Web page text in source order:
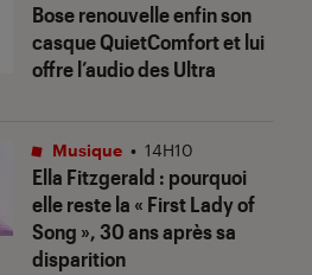
Bose renouvelle enfin son
casque QuietComfort et lui
offre l’audio des Ultra
Ella Fitzgerald : pourquoi
elle reste la « First Lady of
Song », 30 ans après sa
disparition
Musique • 14H10